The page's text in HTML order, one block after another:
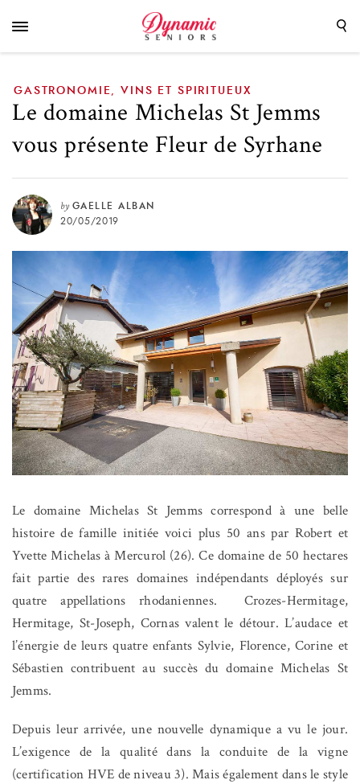
Fleur de Syrhane
GASTRONOMIE ,VINS ET SPIRITUEUX
Le domaine Michelas St Jemms
vous présente Fleur de Syrhane
by GAELLE ALBAN
20/05/2019
Le domaine Michelas St Jemms correspond à une belle
histoire de famille initiée voici plus 50 ans par Robert et
Yvette Michelas à Mercurol (26). Ce domaine de 50 hectares
fait partie des rares domaines indépendants déployés sur
quatre appellations rhodaniennes. Crozes-Hermitage,
Hermitage, St-Joseph, Cornas valent le détour. L’audace et
l’énergie de leurs quatre enfants Sylvie, Florence, Corine et
Sébastien contribuent au succès du domaine Michelas St
Jemms.
Depuis leur arrivée, une nouvelle dynamique a vu le jour.
L’exigence de la qualité dans la conduite de la vigne
(certification HVE de niveau 3). Mais également dans le style